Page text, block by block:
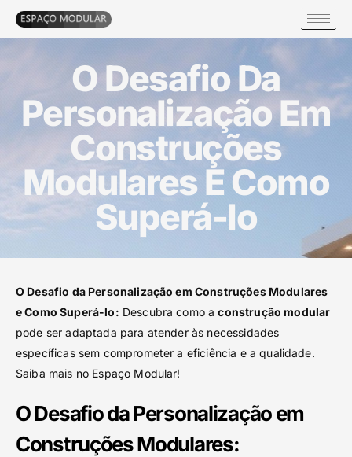
O Desafio Da
Personalização Em
Construções
Modulares E Como
Superá-lo
O Desafio da Personalização em Construções Modulares
e Como Superá-lo: Descubra como aconstrução modular
pode ser adaptada para atender às necessidades
específicas sem comprometer a eficiência e a qualidade.
Saiba mais no Espaço Modular!
O Desafio da Personalização em
Construções Modulares: